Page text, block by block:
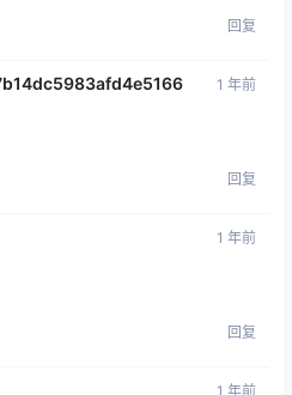
回复
1 年前
回复
1 年前
回复
1 年前